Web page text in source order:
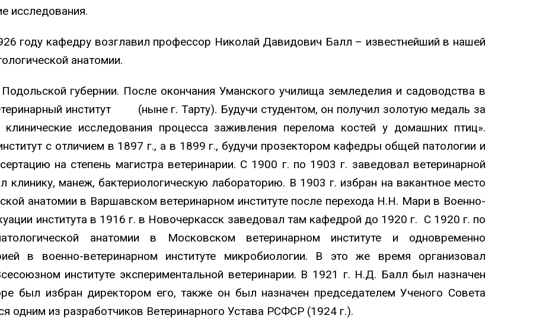
исследования.
году кафедру возглавил профессор Николай Давидович Балл – известнейший в нашей
анатомии.
губернии. После окончания Уманского училища земледелия и садоводства в
институт (ныне г. Тарту). Будучи студентом, он получил золотую медаль за
клинические исследования процесса заживления перелома костей у домашних птиц».
с отличием в 1897 г., а в 1899 г., будучи прозектором кафедры общей патологии и
на степень магистра ветеринарии. С 1900 г. по 1903 г. заведовал ветеринарной
клинику, манеж, бактериологическую лабораторию. В 1903 г. избран на вакантное место
анатомии в Варшавском ветеринарном институте после перехода Н.Н. Мари в Военно-
института в 1916 г. в Новочеркасск заведовал там кафедрой до 1920 г. С 1920 г. по
анатомии в Московском ветеринарном институте и одновременно
в военно-ветеринарном институте микробиологии. В это же время организовал
институте экспериментальной ветеринарии. В 1921 г. Н.Д. Балл был назначен
был избран директором его, также он был назначен председателем Ученого Совета
одним из разработчиков Ветеринарного Устава РСФСР (1924 г.).